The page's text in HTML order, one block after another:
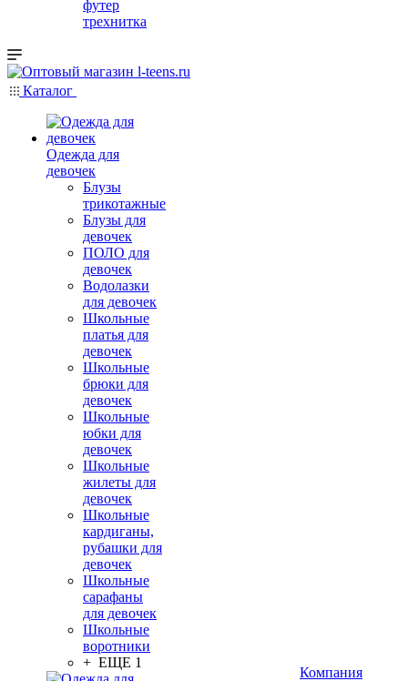
футер
трехнитка
Каталог
Одежда для
девочек
Блузы
трикотажные
Блузы для
девочек
ПОЛО для
девочек
Водолазки
для девочек
Школьные
платья для
девочек
Школьные
брюки для
девочек
Школьные
юбки для
девочек
Школьные
жилеты для
девочек
Школьные
кардиганы,
рубашки для
девочек
Школьные
сарафаны
для девочек
Школьные
воротники
+ ЕЩЕ 1
Компания